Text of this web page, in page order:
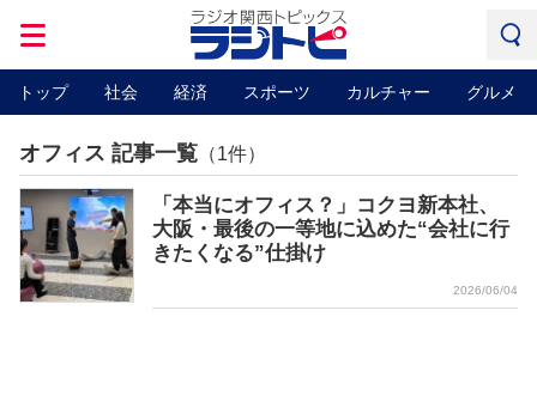
トップ 社会 経済 スポーツ カルチャー グルメ
オフィス 記事一覧 （1件）
「本当にオフィス？」コクヨ新本社、
大阪・最後の一等地に込めた“会社に行
きたくなる”仕掛け
2026/06/04